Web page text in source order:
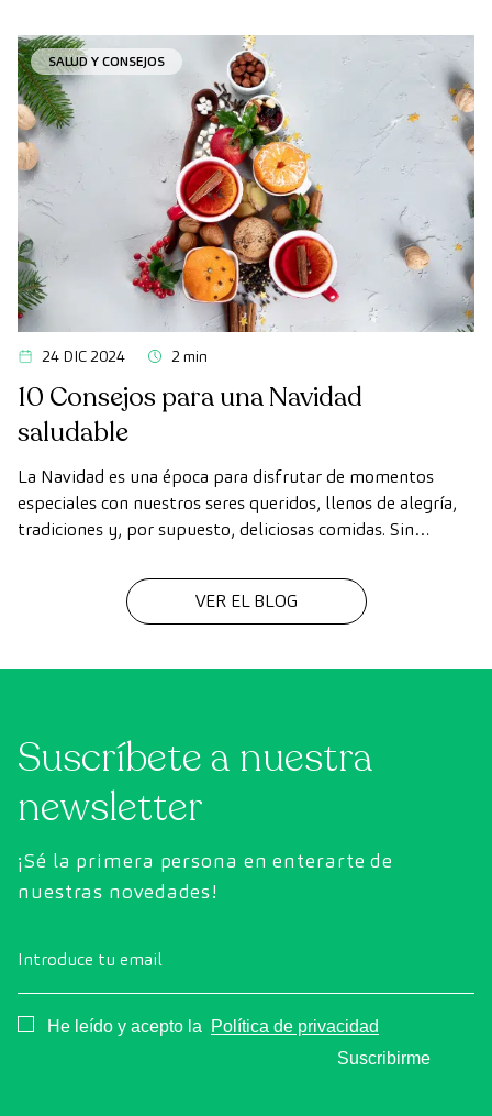
diarios sumen grandes beneficios para tu bienestar físico y
mental.SALUD Y CONSEJOS
24 DIC 2024 2 min
10 Consejos para una Navidad
saludable
La Navidad es una época para disfrutar de momentos
especiales con nuestros seres queridos, llenos de alegría,
tradiciones y, por supuesto, deliciosas comidas. Sin
vista nuestros hábitos saludables.
VER EL BLOG
Suscríbete a nuestra
newsletter
¡Sé la primera persona en enterarte de
nuestras novedades!
Introduce tu email
Consentimiento
He leído y acepto la
Política de privacidad
Suscribirme